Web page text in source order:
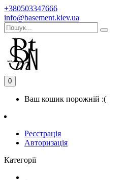
+380503347666
info@basement.kiev.ua
0
Ваш кошик порожній :(
Реєстрація
Авторизація
Категорії